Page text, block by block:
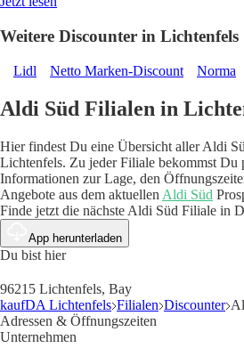
Weitere Discounter in Lichtenfels
Lidl Netto Marken-Discount Norma
Aldi Süd Filialen in
Hier findest Du eine Übersicht aller Aldi
Lichtenfels. Zu jeder Filiale bekommst Du
Informationen zur Lage, den
Angebote aus dem aktuellen Aldi Süd
Finde jetzt die nächste Aldi Süd Filiale in
App herunterladen
Du bist hier
96215 Lichtenfels, Bay
kaufDA Lichtenfels Filialen Discounter
Adressen & Öffnungszeiten
Unternehmen